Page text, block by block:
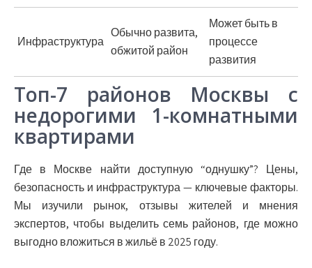
Инфраструктура
Обычно развита,
обжитой район
Может быть в
процессе
развития
Топ-7 районов Москвы с
недорогими 1-комнатными
квартирами
Где в Москве найти доступную “однушку”? Цены,
безопасность и инфраструктура — ключевые факторы.
Мы изучили рынок, отзывы жителей и мнения
экспертов, чтобы выделить семь районов, где можно
выгодно вложиться в жильё в 2025 году.